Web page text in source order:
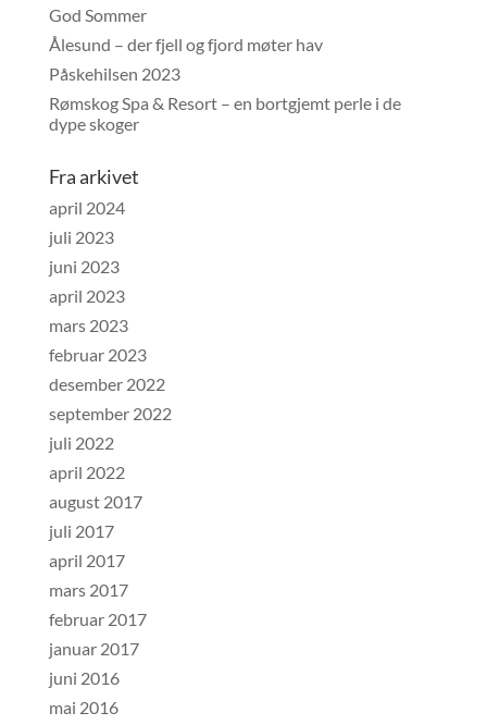
God Sommer
Ålesund – der fjell og fjord møter hav
Påskehilsen 2023
Rømskog Spa & Resort – en bortgjemt perle i de
dype skoger
Fra arkivet
april 2024
juli 2023
juni 2023
april 2023
mars 2023
februar 2023
desember 2022
september 2022
juli 2022
april 2022
august 2017
juli 2017
april 2017
mars 2017
februar 2017
januar 2017
juni 2016
mai 2016